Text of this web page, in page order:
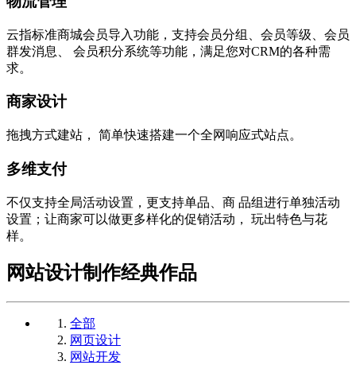
云指标准商城会员导入功能，支持会员分组、会员等级、会员
群发消息、 会员积分系统等功能，满足您对CRM的各种需
求。
商家设计
拖拽方式建站， 简单快速搭建一个全网响应式站点。
多维支付
不仅支持全局活动设置，更支持单品、商 品组进行单独活动
设置；让商家可以做更多样化的促销活动， 玩出特色与花
样。
网站设计制作经典作品
全部
网页设计
网站开发